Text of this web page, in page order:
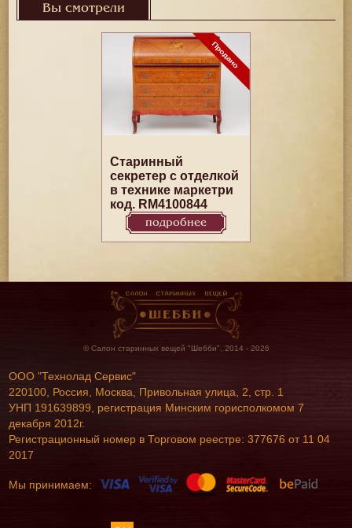
Вы смотрели
Старинный
секретер с отделкой
в технике маркетри
код. RM4100844
подробнее
© Салон старинных вещей "Шебби", 2014 - 2026
ООО "Технолад Сервис"
220100, Россия, Москва, Привольная улица, 2, стр. 1
УНП 191639899, регистрация Минским горисполкомом 7
декабря 2012г.
Регистрационный номер в Торговом реестре: 377676 от 11 04
2017
Мы принимаем: